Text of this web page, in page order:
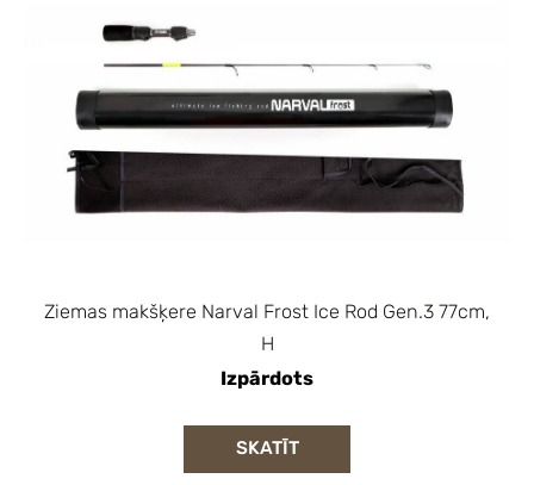
Ziemas makšķere Narval Frost Ice Rod Gen.3 77cm,
H
Izpārdots
SKATĪT